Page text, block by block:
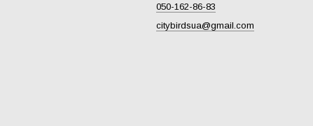
050-162-86-83
citybirdsua@gmail.com